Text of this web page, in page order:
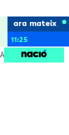
ara mateix
11:25
CRIANÇA